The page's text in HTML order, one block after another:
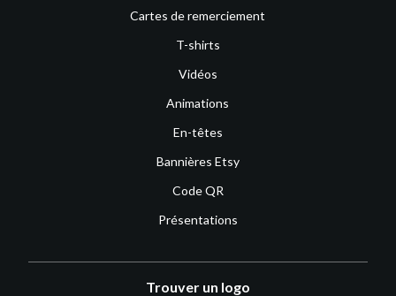
Cartes de remerciement
T-shirts
Vidéos
Animations
En-têtes
Bannières Etsy
Code QR
Présentations
Trouver un logo